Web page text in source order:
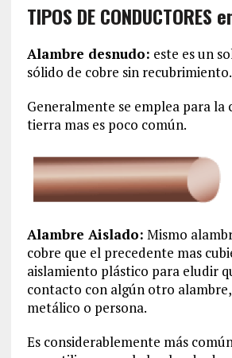
TIPOS DE CONDUCTORES
Alambre desnudo: este es un
sólido de cobre sin recubrimiento.
Generalmente se emplea para la
tierra mas es poco común.
Alambre Aislado: Mismo
cobre que el precedente mas
aislamiento plástico para eludir
contacto con algún otro
metálico o persona.
Es considerablemente más